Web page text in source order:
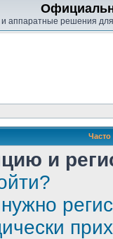
аппаратные решения
и